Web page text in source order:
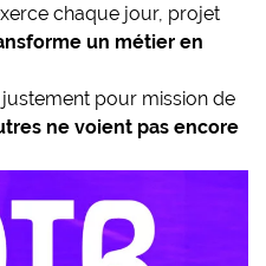
chaque jour, projet
un métier en
pour mission de
ne voient pas encore